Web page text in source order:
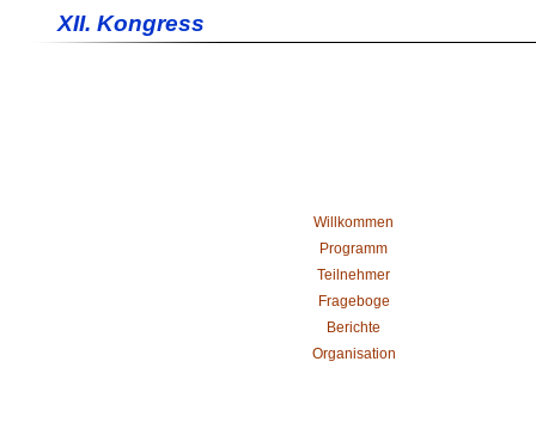
XII. Kongress
Willkommen
Programm
Teilnehmer
Frageboge
Berichte
Organisation